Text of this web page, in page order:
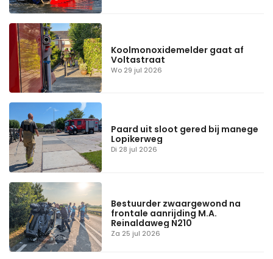
Wo 29 jul 2026
Koolmonoxidemelder gaat af
Voltastraat
Di 28 jul 2026
Paard uit sloot gered bij manege
Lopikerweg
Za 25 jul 2026
Bestuurder zwaargewond na
frontale aanrijding M.A.
Reinaldaweg N210